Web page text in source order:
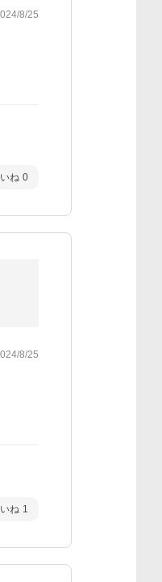
8/25
ね 0
8/25
ね 1